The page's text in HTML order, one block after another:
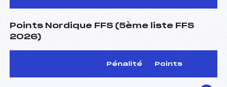
Points Nordique FFS (5ème liste FFS
2026)
Pénalité Points